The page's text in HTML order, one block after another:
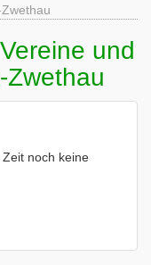
und
Zwethau
noch keine